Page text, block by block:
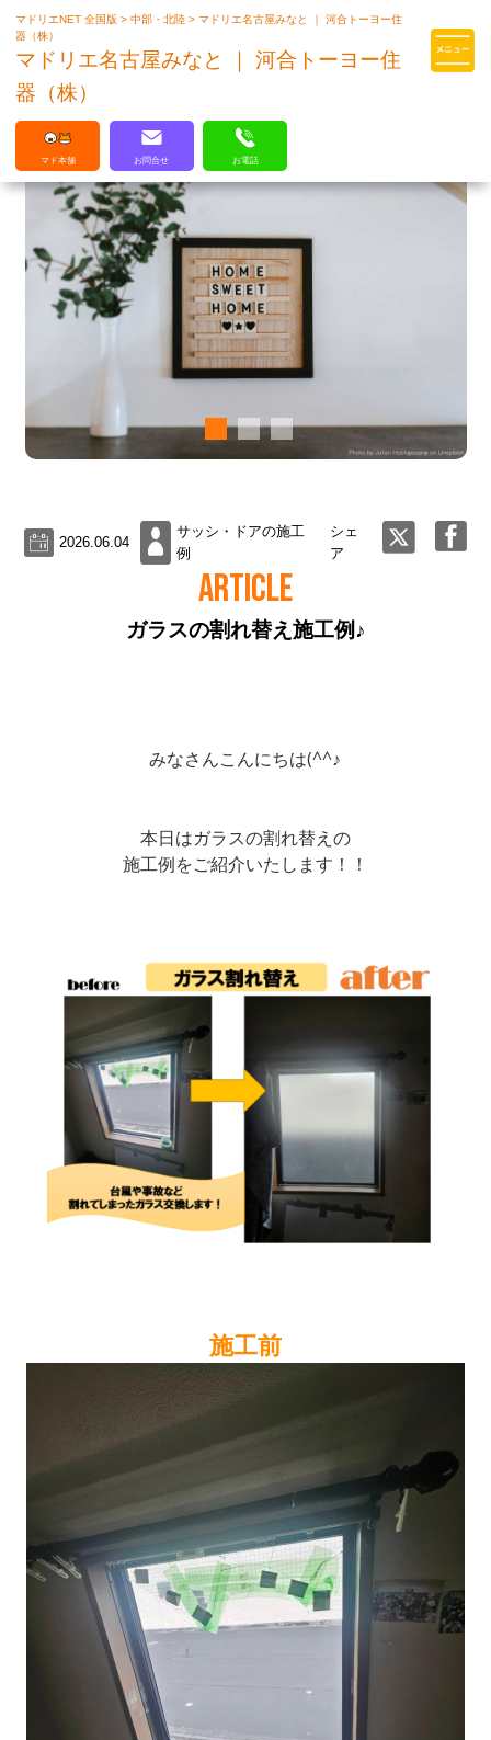
マドリエはLIXILの厳しい基準を
マドリエNET 全国版>中部・北陸>マドリエ名古屋みなと ｜ 河合トーヨー住
器（株）
マドリエ名古屋みなと ｜ 河合トーヨー住
器（株）
マド本舗 お問合せ お電話
2026.06.04
サッシ・ドアの施工
例
シェ
ア
ARTICLE
ガラスの割れ替え施工例♪